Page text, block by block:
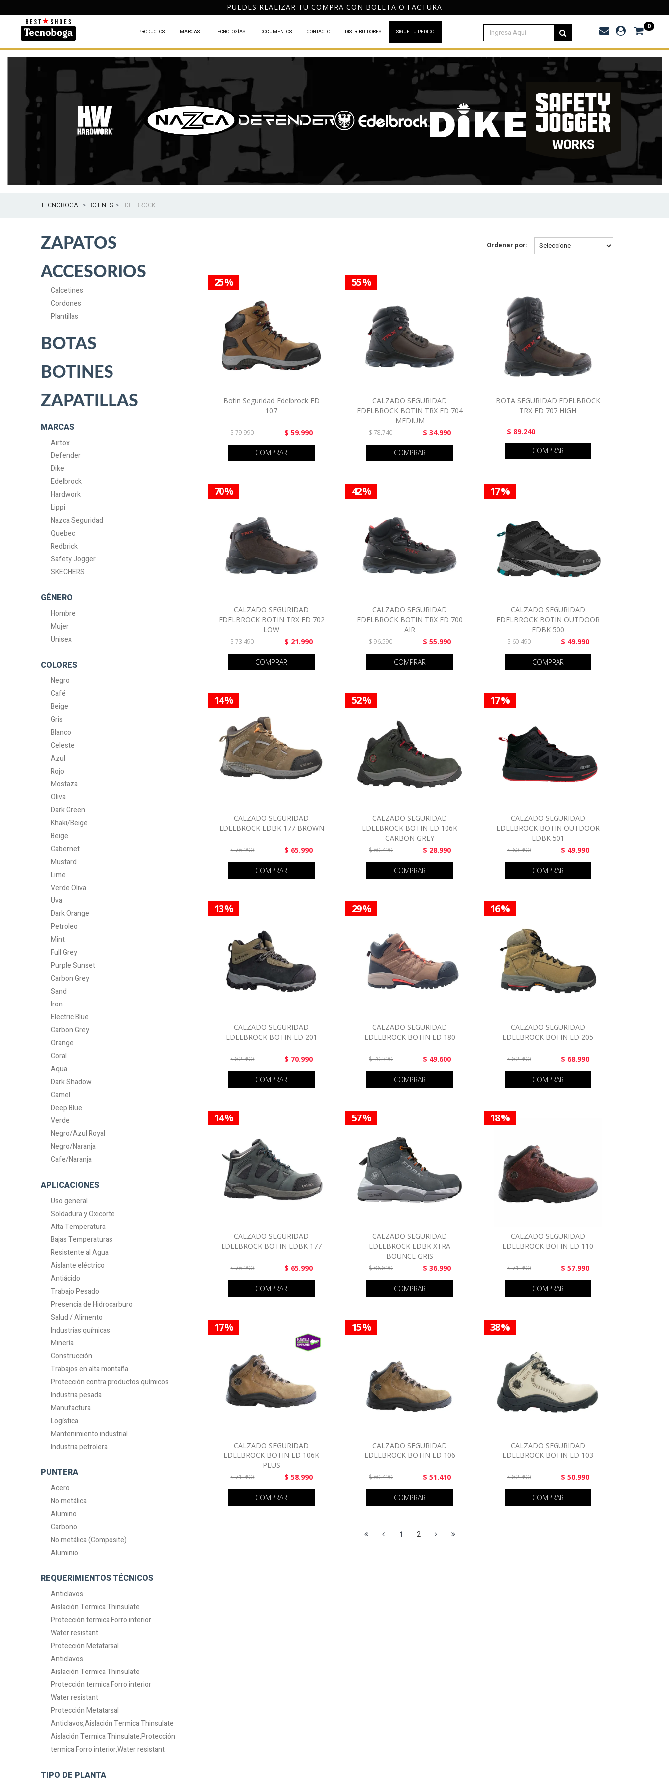
DESPACHO GRATIS A TODO CHILE POR COMPRAS DESDE $120.000
PRODUCTOS MARCAS TECNOLOGÍAS DOCUMENTOS CONTACTO DISTRIBUIDORES SIGUE TU PEDIDO
0
TECNOBOGA BOTINES EDELBROCK
ZAPATOS
ACCESORIOS
Calcetines
Cordones
Plantillas
BOTAS
BOTINES
ZAPATILLAS
MARCAS
Airtox
Defender
Dike
Edelbrock
Hardwork
Lippi
Nazca Seguridad
Quebec
Redbrick
Safety Jogger
SKECHERS
GÉNERO
Hombre
Mujer
Unisex
COLORES
Negro
Café
Beige
Gris
Blanco
Celeste
Azul
Rojo
Mostaza
Oliva
Dark Green
Khaki/Beige
Beige
Cabernet
Mustard
Lime
Verde Oliva
Uva
Dark Orange
Petroleo
Mint
Full Grey
Purple Sunset
Carbon Grey
Sand
Iron
Electric Blue
Carbon Grey
Orange
Coral
Aqua
Dark Shadow
Camel
Deep Blue
Verde
Negro/Azul Royal
Negro/Naranja
Cafe/Naranja
APLICACIONES
Uso general
Soldadura y Oxicorte
Alta Temperatura
Bajas Temperaturas
Resistente al Agua
Aislante eléctrico
Antiácido
Trabajo Pesado
Presencia de Hidrocarburo
Salud / Alimento
Industrias químicas
Minería
Construcción
Trabajos en alta montaña
Protección contra productos químicos
Industria pesada
Manufactura
Logística
Mantenimiento industrial
Industria petrolera
PUNTERA
Acero
No metálica
Alumino
Carbono
No metálica (Composite)
Aluminio
REQUERIMIENTOS TÉCNICOS
Anticlavos
Aislación Termica Thinsulate
Protección termica Forro interior
Water resistant
Protección Metatarsal
Anticlavos
Aislación Termica Thinsulate
Protección termica Forro interior
Water resistant
Protección Metatarsal
Anticlavos,Aislación Termica Thinsulate
Aislación Termica Thinsulate,Protección
termica Forro interior,Water resistant
TIPO DE PLANTA
Ordenar por:
25 %
Botin Seguridad Edelbrock ED
107
$ 79.990 $ 59.990
COMPRAR
55 %
CALZADO SEGURIDAD
EDELBROCK BOTIN TRX ED 704
MEDIUM
$ 78.740 $ 34.990
COMPRAR
BOTA SEGURIDAD EDELBROCK
TRX ED 707 HIGH
$ 89.240
COMPRAR
70 %
CALZADO SEGURIDAD
EDELBROCK BOTIN TRX ED 702
LOW
$ 73.490 $ 21.990
COMPRAR
42 %
CALZADO SEGURIDAD
EDELBROCK BOTIN TRX ED 700
AIR
$ 96.590 $ 55.990
COMPRAR
17 %
CALZADO SEGURIDAD
EDELBROCK BOTIN OUTDOOR
EDBK 500
$ 60.490 $ 49.990
COMPRAR
14 %
CALZADO SEGURIDAD
EDELBROCK EDBK 177 BROWN
$ 76.990 $ 65.990
COMPRAR
52 %
CALZADO SEGURIDAD
EDELBROCK BOTIN ED 106K
CARBON GREY
$ 60.490 $ 28.990
COMPRAR
17 %
CALZADO SEGURIDAD
EDELBROCK BOTIN OUTDOOR
EDBK 501
$ 60.490 $ 49.990
COMPRAR
13 %
CALZADO SEGURIDAD
EDELBROCK BOTIN ED 201
$ 82.490 $ 70.990
COMPRAR
29 %
CALZADO SEGURIDAD
EDELBROCK BOTIN ED 180
$ 70.390 $ 49.600
COMPRAR
16 %
CALZADO SEGURIDAD
EDELBROCK BOTIN ED 205
$ 82.490 $ 68.990
COMPRAR
14 %
CALZADO SEGURIDAD
EDELBROCK BOTIN EDBK 177
$ 76.990 $ 65.990
COMPRAR
57 %
CALZADO SEGURIDAD
EDELBROCK EDBK XTRA
BOUNCE GRIS
$ 86.890 $ 36.990
COMPRAR
18 %
CALZADO SEGURIDAD
EDELBROCK BOTIN ED 110
$ 71.490 $ 57.990
COMPRAR
17 %
CALZADO SEGURIDAD
EDELBROCK BOTIN ED 106K
PLUS
$ 71.490 $ 58.990
COMPRAR
15 %
CALZADO SEGURIDAD
EDELBROCK BOTIN ED 106
$ 60.490 $ 51.410
COMPRAR
38 %
CALZADO SEGURIDAD
EDELBROCK BOTIN ED 103
$ 82.490 $ 50.990
COMPRAR
1 2